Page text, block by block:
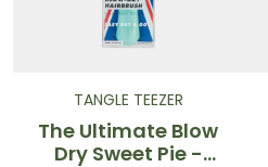
TANGLE TEEZER
The Ultimate Blow
Dry Sweet Pie -